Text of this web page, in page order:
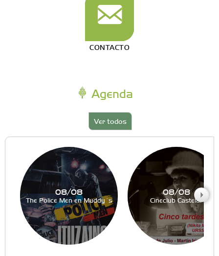
CONTACTO
Agenda
Ver todos
08/08
The Police Men en Muddy´s
08/08
Cineclub Castelar